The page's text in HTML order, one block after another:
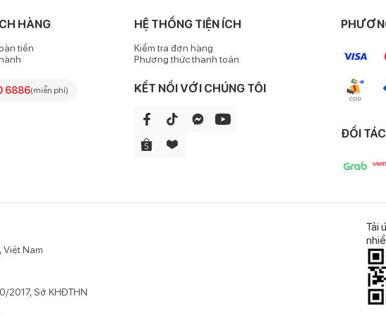
definition hỗ trợ giảm tình trạng tắc tia sữa cho mẹ nhờ cơ chế mát-xa điều hòa
HÀNG
tiền
6886(miễn phí)
HỆ THỐNG TIỆN ÍCH
Kiểm tra đơn hàng
Phương thức thanh toán
KẾT NỐI VỚI CHÚNG TÔI
ĐỐI
Việt Nam
2017, Sở KHĐTHN
Tải